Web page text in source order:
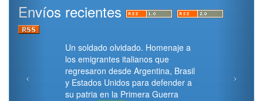
Envíos recientes
Un soldado olvidado. Homenaje a
los emigrantes italianos que
regresaron desde Argentina, Brasil
y Estados Unidos para defender a
su patria en la Primera Guerra